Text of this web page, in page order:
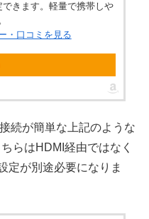
きます。軽量で携帯しや
・口コミを見る
続が簡単な上記のような
らはHDMI経由ではなく
定が別途必要になりま